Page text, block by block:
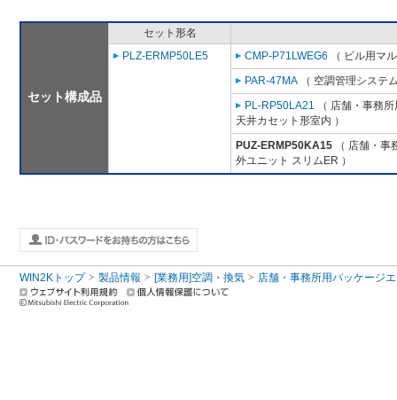
セット構成品
セット形名
PLZ-ERMP50LE5
CMP-P71LWEG6 （ ビル用マ
PAR-47MA （ 空調管理システ
PL-RP50LA21 （ 店舗・事務
天井カセット形室内 ）
PUZ-ERMP50KA15 （ 店舗・事
外ユニット スリムER ）
WIN2Kトップ 製品情報 [業務用]空調・換気 店舗・事務所用パッケージ